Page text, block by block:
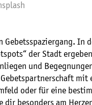
Gebetsspaziergang. In
der Stadt ergeben
und
mit
oder für eine
dir besonders am